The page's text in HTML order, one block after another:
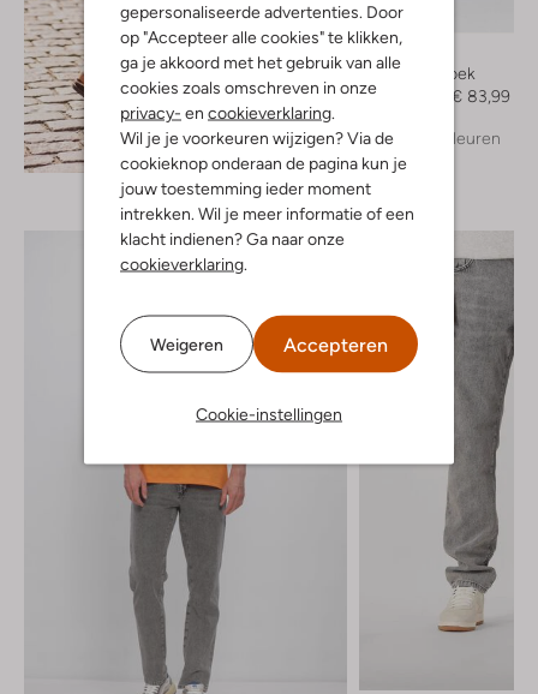
gepersonaliseerde advertenties. Door
op "Accepteer alle cookies" te klikken,
ga je akkoord met het gebruik van alle
cookies zoals omschreven in onze
privacy- en cookieverklaring.
Wil je je voorkeuren wijzigen? Via de
cookieknop onderaan de pagina kun je
jouw toestemming ieder moment
intrekken. Wil je meer informatie of een
klacht indienen? Ga naar onze
cookieverklaring.
Weigeren Accepteren
Cookie-instellingen
Ontdek de look
-30%
Les Deux
Wijde broek
€ 83,99
+ meer kleuren